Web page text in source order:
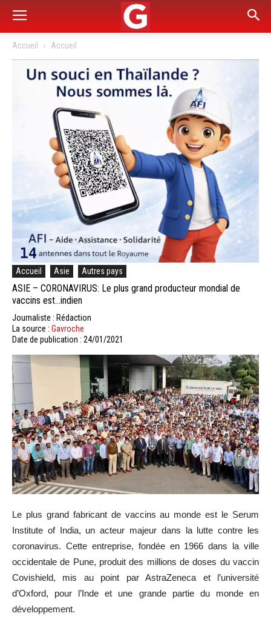
Accueil Accueil
Accueil Asie Autres pays
ASIE – CORONAVIRUS: Le plus grand producteur mondial de
vaccins est…indien
Journaliste : Rédaction
La source : Gavroche
Date de publication : 24/01/2021
Le plus grand fabricant de vaccins au monde est le Serum
Institute of India, un acteur majeur dans la lutte contre les
coronavirus. Cette entreprise, fondée en 1966 dans la ville
occidentale de Pune, produit des millions de doses du vaccin
Covishield, mis au point par AstraZeneca et l’université
d’Oxford, pour l’Inde et une grande partie du monde en
développement.